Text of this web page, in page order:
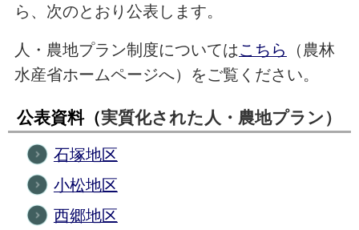
ら、次のとおり公表します。
人・農地プラン制度についてはこちら
（農林
水産省ホームページへ）をご覧ください。
公表資料（実質化された人・農地プラン）
石塚地区
小松地区
西郷地区